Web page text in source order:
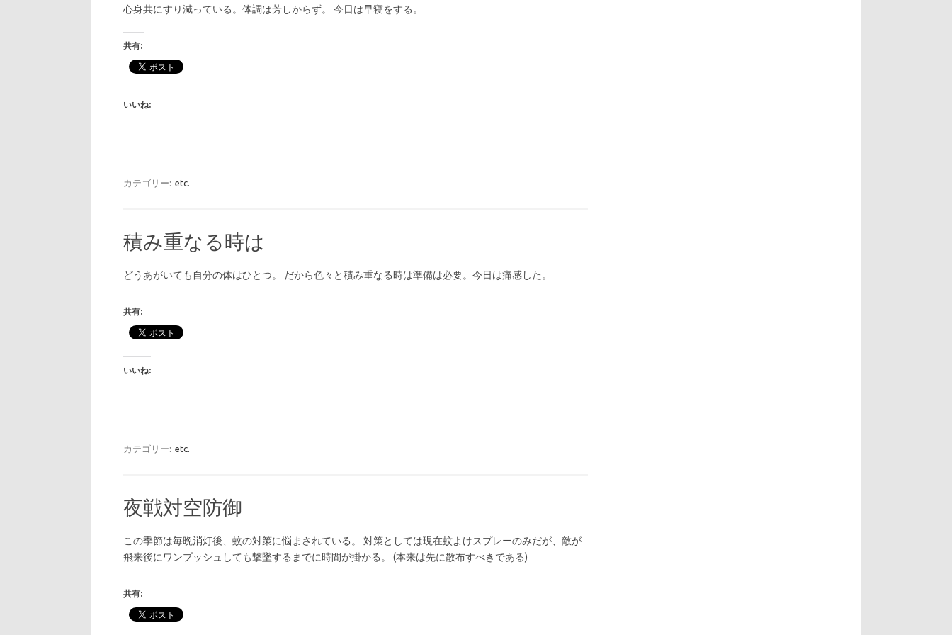
心身共にすり減っている。体調は芳しからず。 今日は早寝をする。
共有:
いいね:
カテゴリー: etc.
積み重なる時は
どうあがいても自分の体はひとつ。 だから色々と積み重なる時は準備は必要。今日は痛感した。
共有:
いいね:
カテゴリー: etc.
夜戦対空防御
この季節は毎晩消灯後、蚊の対策に悩まされている。 対策としては現在蚊よけスプレーのみだが、敵が
飛来後にワンプッシュしても撃墜するまでに時間が掛かる。 (本来は先に散布すべきである)
共有: